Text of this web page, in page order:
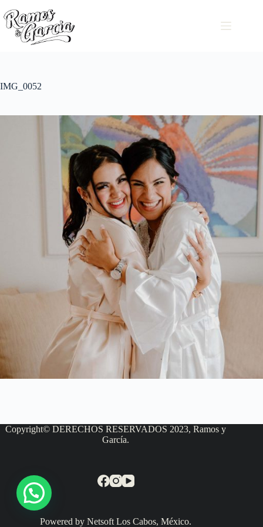
IMG_0052
Copyright© DERECHOS RESERVADOS 2023, Ramos y
García.
Powered by Netsoft Los Cabos, México.